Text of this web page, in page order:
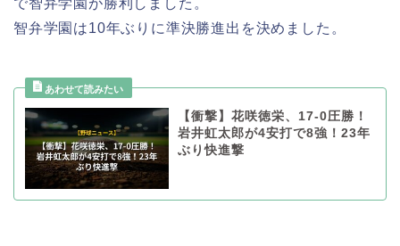
で智弁学園が勝利しました。
智弁学園は10年ぶりに準決勝進出を決めました。
【衝撃】花咲徳栄、17-0圧勝！
岩井虹太郎が4安打で8強！23年
ぶり快進撃